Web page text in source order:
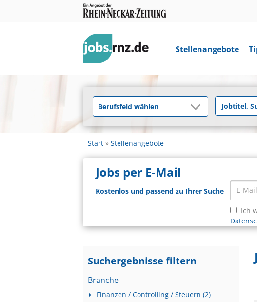
Stellenangebote
Start Stellenangebote
Jobs per E-Mail
Kostenlos und passend zu Ihrer Suche
Ich
Suchergebnisse filtern
Branche
Finanzen / Controlling / Steuern (2)